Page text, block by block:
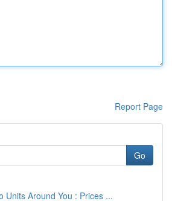
Report Page
Go
Units Around You : Prices ...